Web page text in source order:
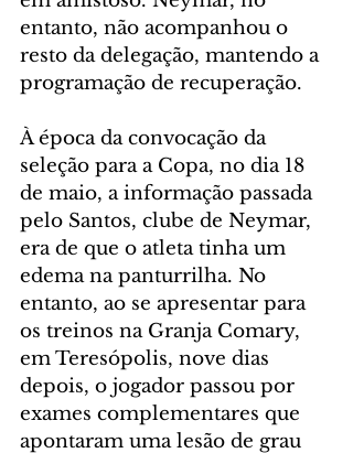
entanto, não acompanhou o
resto da delegação, mantendo a
programação de recuperação.
À época da convocação da
seleção para a Copa, no dia 18
de maio, a informação passada
pelo Santos, clube de Neymar,
era de que o atleta tinha um
edema na panturrilha. No
entanto, ao se apresentar para
os treinos na Granja Comary,
em Teresópolis, nove dias
depois, o jogador passou por
exames complementares que
apontaram uma lesão de grau